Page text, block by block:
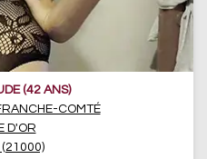
(42 ANS)
COMTÉ
D'OR
(21000)